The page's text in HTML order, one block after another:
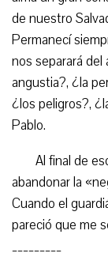
de nuestro
Permanecí
nos separará del
angustia?, ¿la
¿los peligros?,
Pablo.
Al final de
abandonar la
Cuando el
pareció que me
_________